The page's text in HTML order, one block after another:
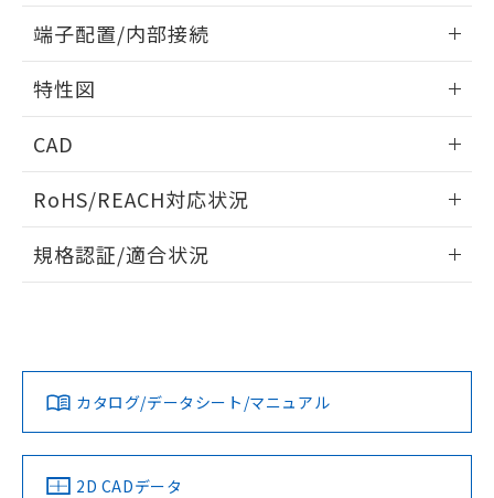
外形図
端子配置/内部接続
端子配置/内部接続
特性図
電気的寿命曲線
CAD
ドすることができます。
ログイン/会員登録
ダウンロードデータをご利用いただく前に、以下を必ずお読
みください。
ソフトウェアの使用条件
RoHS/REACH対応状況
EU RoHS 注意事項・凡例
対応済み
中国 RoHS 注意事項・凡例
規格認証/適合状況
LR型式承認
（イギリス
船舶規格）
DNV型式承認
（ノルウェー
BV型式承認
（フランス
KR型式
（韓国
カタログ/データシート/マニュアル
2D CADデータ
物質の対応では、対応完了までの期間は出
荷製品に未対応品が混在することから備考
既に当社にて対応品への在庫切替を完了
していることから、特段のことがない限